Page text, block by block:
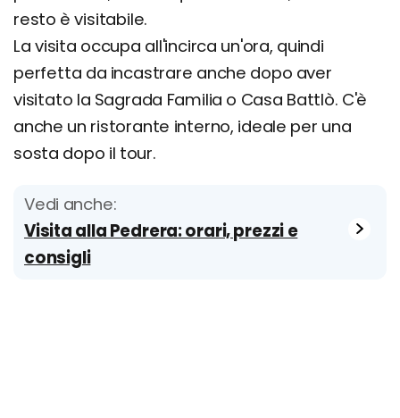
resto è visitabile.
La visita occupa all'incirca un'ora, quindi
perfetta da incastrare anche dopo aver
visitato la Sagrada Familia o Casa Battlò. C'è
anche un ristorante interno, ideale per una
sosta dopo il tour.
Vedi anche:
Visita alla Pedrera: orari, prezzi e
consigli